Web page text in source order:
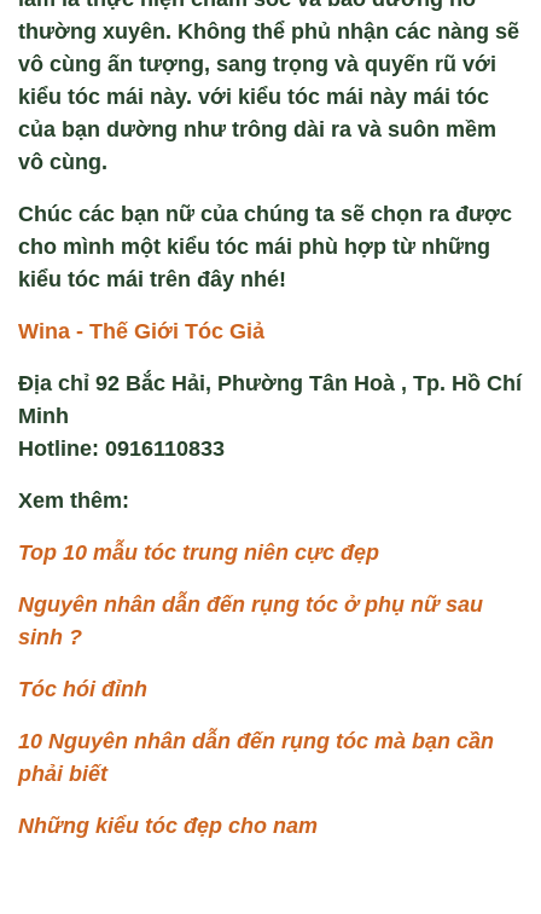
thường xuyên. Không thể phủ nhận các nàng sẽ
vô cùng ấn tượng, sang trọng và quyến rũ với
kiểu tóc mái này. với kiểu tóc mái này mái tóc
của bạn dường như trông dài ra và suôn mềm
vô cùng.
Chúc các bạn nữ của chúng ta sẽ chọn ra được
cho mình một kiểu tóc mái phù hợp từ những
kiểu tóc mái trên đây nhé!
Wina - Thế Giới Tóc Giả
Địa chỉ 92 Bắc Hải, Phường Tân Hoà , Tp. Hồ Chí
Minh
Hotline: 0916110833
Xem thêm:
Top 10 mẫu tóc trung niên cực đẹp
Nguyên nhân dẫn đến rụng tóc ở phụ nữ sau
sinh ?
Tóc hói đỉnh
10 Nguyên nhân dẫn đến rụng tóc mà bạn cần
phải biết
Những kiểu tóc đẹp cho nam